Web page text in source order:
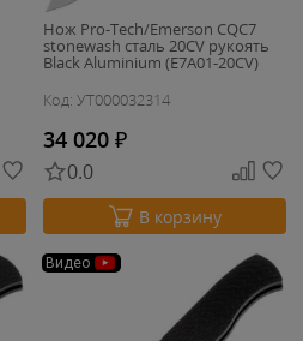
Нож Pro-Tech/Emerson CQC7
stonewash сталь 20CV рукоять
Black Aluminium (E7A01-20CV)
Код: УТ000032314
34 020 ₽
0.0
В корзину
Видео